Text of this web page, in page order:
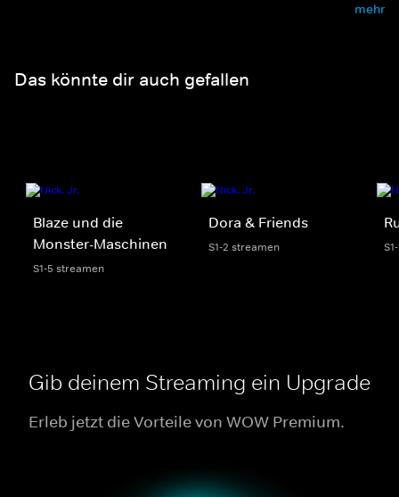
mehr
Das könnte dir auch gefallen
Blaze und die
Monster-Maschinen
S1-5 streamen
Dora & Friends
S1-2 streamen
Gib deinem Streaming ein Upgrade
Erleb jetzt die Vorteile von WOW Premium.